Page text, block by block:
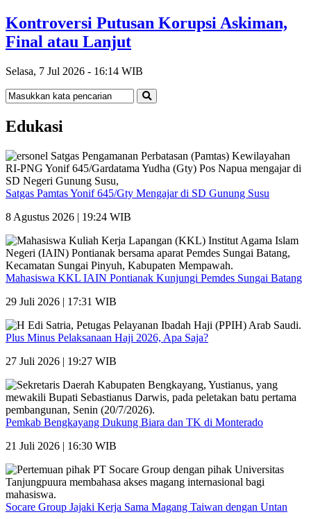
Kontroversi Putusan Korupsi Askiman,
Final atau Lanjut
Selasa, 7 Jul 2026 - 16:14 WIB
Edukasi
Satgas Pamtas Yonif 645/Gty Mengajar di SD Gunung Susu
8 Agustus 2026 | 19:24 WIB
Mahasiswa KKL IAIN Pontianak Kunjungi Pemdes Sungai Batang
29 Juli 2026 | 17:31 WIB
Plus Minus Pelaksanaan Haji 2026, Apa Saja?
27 Juli 2026 | 19:27 WIB
Pemkab Bengkayang Dukung Biara dan TK di Monterado
21 Juli 2026 | 16:30 WIB
Socare Group Jajaki Kerja Sama Magang Taiwan dengan Untan